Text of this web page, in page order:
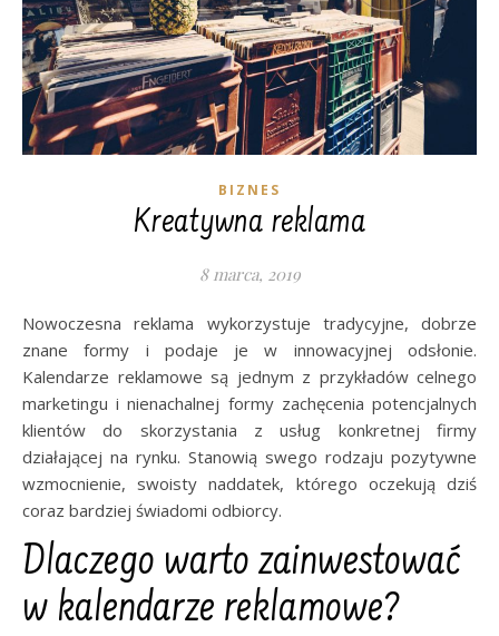
BIZNES
Kreatywna reklama
8 marca, 2019
Nowoczesna reklama wykorzystuje tradycyjne, dobrze
znane formy i podaje je w innowacyjnej odsłonie.
Kalendarze reklamowe są jednym z przykładów celnego
marketingu i nienachalnej formy zachęcenia potencjalnych
klientów do skorzystania z usług konkretnej firmy
działającej na rynku. Stanowią swego rodzaju pozytywne
wzmocnienie, swoisty naddatek, którego oczekują dziś
coraz bardziej świadomi odbiorcy.
Dlaczego warto zainwestować
w kalendarze reklamowe?